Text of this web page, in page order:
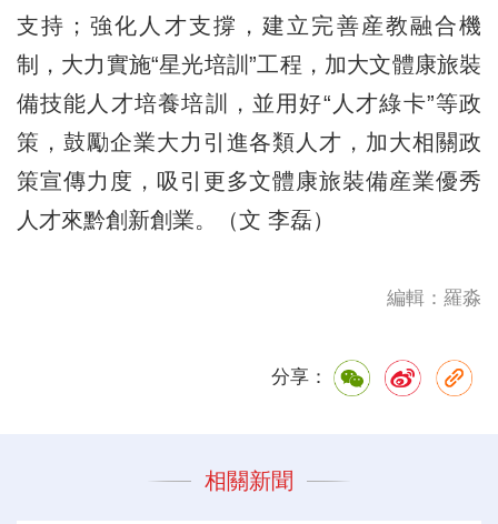
支持；強化人才支撐，建立完善産教融合機
制，大力實施“星光培訓”工程，加大文體康旅裝
備技能人才培養培訓，並用好“人才綠卡”等政
策，鼓勵企業大力引進各類人才，加大相關政
策宣傳力度，吸引更多文體康旅裝備産業優秀
人才來黔創新創業。（文 李磊）
編輯：羅淼
分享：
相關新聞